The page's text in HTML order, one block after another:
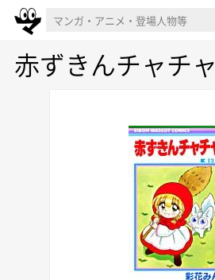
赤ずきんチャチャ